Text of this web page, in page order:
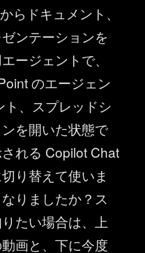
らドキュメント、
ンテーションを
ージェントで、
のエージェン
ト、スプレッドシ
を開いた状態で
れる Copilot Chat
り替えて使いま
りましたか？ス
たい場合は、上
画と、下に今度